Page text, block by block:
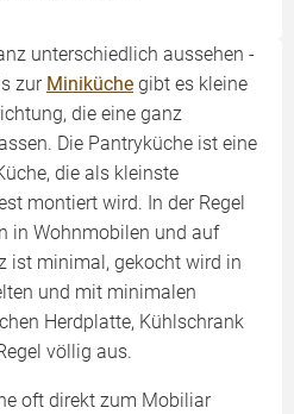
unterschiedlich aussehen -
zur Miniküche gibt es kleine
die eine ganz
Die Pantryküche ist eine
die als kleinste
montiert wird. In der Regel
in Wohnmobilen und auf
ist minimal, gekocht wird in
und mit minimalen
Herdplatte, Kühlschrank
völlig aus.
oft direkt zum Mobiliar